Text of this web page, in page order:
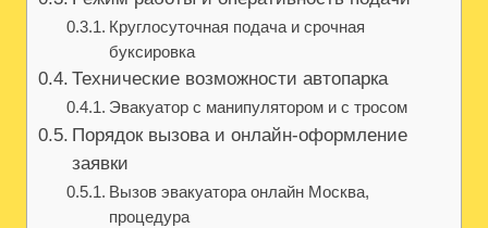
Круглосуточная подача и срочная
буксировка
Технические возможности автопарка
Эвакуатор с манипулятором и с тросом
Порядок вызова и онлайн-оформление
заявки
Вызов эвакуатора онлайн Москва,
процедура